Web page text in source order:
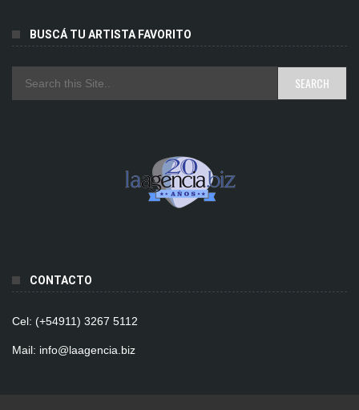
BUSCÁ TU ARTISTA FAVORITO
CONTACTO
Cel: (+54911) 3267 5112
Mail: info@laagencia.biz